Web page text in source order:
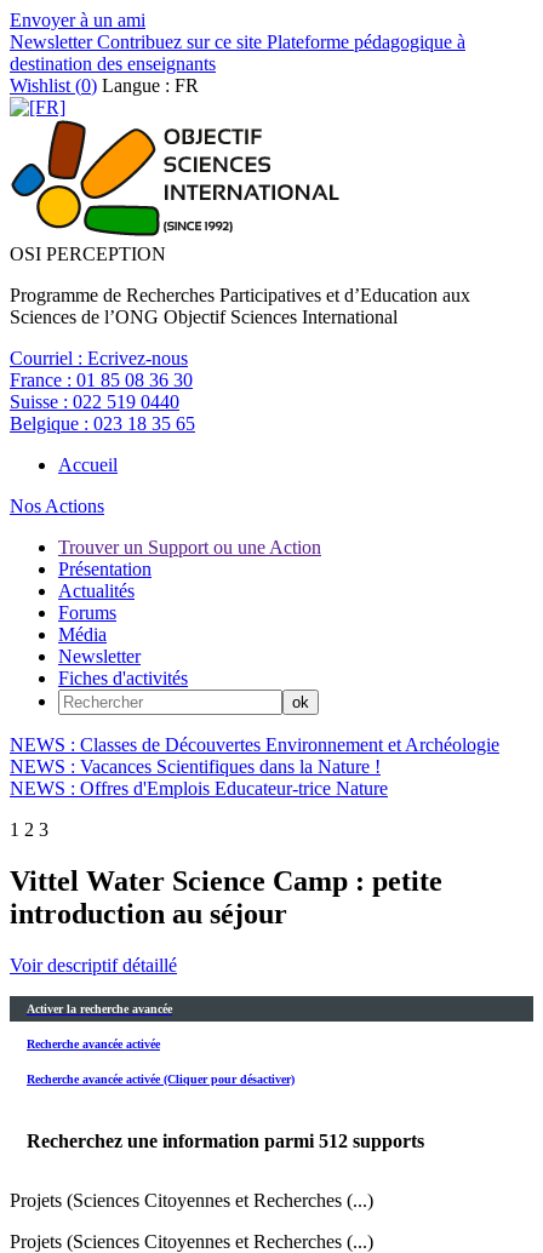
Envoyer à un ami
NewsletterContribuez sur ce site Plateforme pédagogique à
destination des enseignants
Wishlist (0) Langue : FR
OSI PERCEPTION
Programme de Recherches Participatives et d’Education aux
Sciences de l’ONG Objectif Sciences International
Courriel : Ecrivez-nous
France : 01 85 08 36 30
Suisse : 022 519 0440
Belgique : 023 18 35 65
Accueil
Nos Actions
Trouver un Support ou une Action
Présentation
Actualités
Forums
Média
Newsletter
Fiches d'activités
NEWS : Classes de Découvertes Environnement et Archéologie
NEWS : Vacances Scientifiques dans la Nature !
NEWS : Offres d'Emplois Educateur-trice Nature
1 2 3
Vittel Water Science Camp : petite
introduction au séjour
Voir descriptif détaillé
Activer la recherche avancée
Recherche avancée activée
Recherche avancée activée (Cliquer pour désactiver)
Recherchez une information parmi 512 supports
Projets (Sciences Citoyennes et Recherches (...)
Projets (Sciences Citoyennes et Recherches (...)